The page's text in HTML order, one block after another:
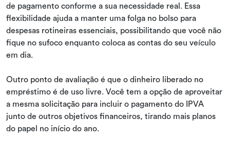
de pagamento conforme a sua necessidade real. Essa
flexibilidade ajuda a manter uma folga no bolso para
despesas rotineiras essenciais, possibilitando que você não
fique no sufoco enquanto coloca as contas do seu veículo
em dia.
Outro ponto de avaliação é que o dinheiro liberado no
empréstimo é de uso livre. Você tem a opção de aproveitar
a mesma solicitação para incluir o pagamento do IPVA
junto de outros objetivos financeiros, tirando mais planos
do papel no início do ano.